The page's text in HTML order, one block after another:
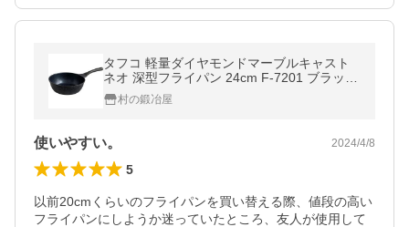
タフコ 軽量ダイヤモンドマーブルキャスト
ネオ 深型フライパン 24cm F-7201 ブラッ
ク ※ガス火専用
村の鍛冶屋
使いやすい。 2024/4/8
5
以前20cmくらいのフライパンを買い替える際、値段の高い
フライパンにしようか迷っていたところ、友人が使用して